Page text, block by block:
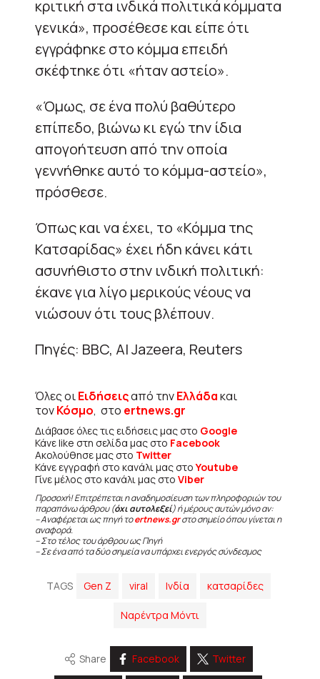
κριτική στα ινδικά πολιτικά κόμματα
γενικά», προσέθεσε και είπε ότι
εγγράφηκε στο κόμμα επειδή
σκέφτηκε ότι «ήταν αστείο».
«Όμως, σε ένα πολύ βαθύτερο
επίπεδο, βιώνω κι εγώ την ίδια
απογοήτευση από την οποία
γεννήθηκε αυτό το κόμμα-αστείο»,
πρόσθεσε.
Όπως και να έχει, το «Κόμμα της
Κατσαρίδας» έχει ήδη κάνει κάτι
ασυνήθιστο στην ινδική πολιτική:
έκανε για λίγο μερικούς νέους να
νιώσουν ότι τους βλέπουν.
Πηγές: BBC, Al Jazeera, Reuters
Όλες οιΕιδήσειςαπό τηνΕλλάδακαι
τονΚόσμο, στο ertnews.gr
Διάβασε όλες τις ειδήσεις μας στο Google
Κάνε like στη σελίδα μας στο Facebook
Ακολούθησε μας στο Twitter
Κάνε εγγραφή στο κανάλι μας στοYoutube
Γίνε μέλος στο κανάλι μας στο Viber
Προσοχή! Επιτρέπεται η αναδημοσίευση των πληροφοριών του
παραπάνω άρθρου (όχι αυτολεξεί) ή μέρους αυτών μόνο αν:
– Αναφέρεται ως πηγή τοertnews.grστο σημείο όπου γίνεται η
αναφορά.
– Στο τέλος του άρθρου ως Πηγή
– Σε ένα από τα δύο σημεία να υπάρχει ενεργός σύνδεσμος
TAGS Gen Z viral Ινδία κατσαρίδες
Ναρέντρα Μόντι
Share Facebook Twitter